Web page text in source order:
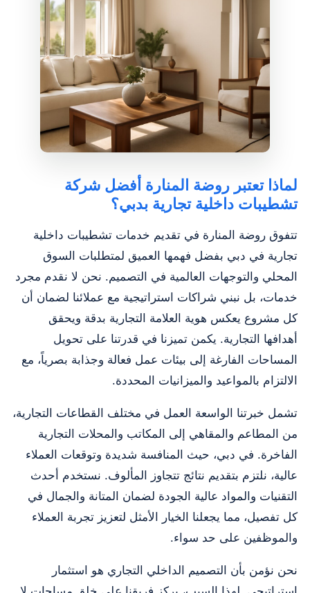
لماذا تعتبر روضة المنارة أفضل شركة
تشطيبات داخلية تجارية بدبي؟
تتفوق روضة المنارة في تقديم خدمات تشطيبات داخلية
تجارية في دبي بفضل فهمها العميق لمتطلبات السوق
المحلي والتوجهات العالمية في التصميم. نحن لا نقدم مجرد
خدمات، بل نبني شراكات استراتيجية مع عملائنا لضمان أن
كل مشروع يعكس هوية العلامة التجارية بدقة ويحقق
أهدافها التجارية. يكمن تميزنا في قدرتنا على تحويل
المساحات الفارغة إلى بيئات عمل فعالة وجذابة بصرياً، مع
الالتزام بالمواعيد والميزانيات المحددة.
تشمل خبرتنا الواسعة العمل في مختلف القطاعات التجارية،
من المطاعم والمقاهي إلى المكاتب والمحلات التجارية
الفاخرة. في دبي، حيث المنافسة شديدة وتوقعات العملاء
عالية، نلتزم بتقديم نتائج تتجاوز المألوف. نستخدم أحدث
التقنيات والمواد عالية الجودة لضمان المتانة والجمال في
كل تفصيل، مما يجعلنا الخيار الأمثل لتعزيز تجربة العملاء
والموظفين على حد سواء.
نحن نؤمن بأن التصميم الداخلي التجاري هو استثمار